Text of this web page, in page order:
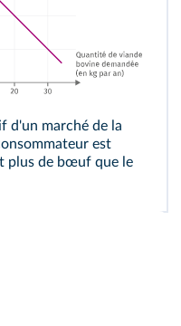
d'un marché de la
est
plus de bœuf que le